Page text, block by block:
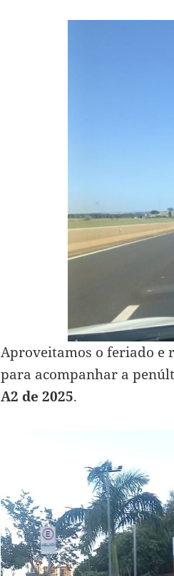
Aproveitamos o feriado e
para acompanhar a
A2 de 2025.